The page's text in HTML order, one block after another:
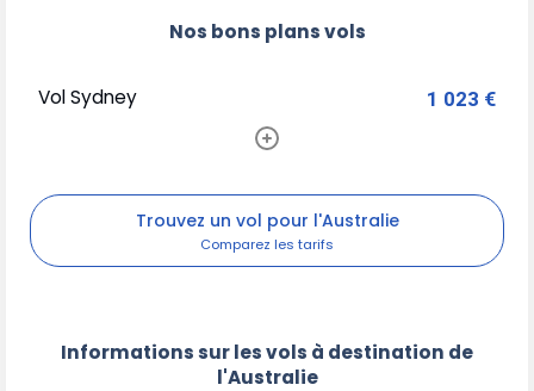
Nos bons plans vols
Vol Sydney 1 023 €
Trouvez un vol pour l'Australie
Informations sur les vols à destination de
l'Australie